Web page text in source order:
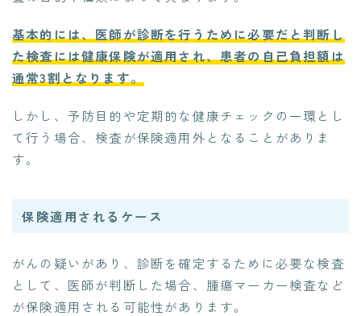
基本的には、医師が診断を行うために必要だと判断し
た検査には健康保険が適用され、患者の自己負担額は
通常3割となります。
しかし、予防目的や定期的な健康チェックの一環とし
て行う場合、検査が保険適用外となることがありま
す。
保険適用されるケース
がんの疑いがあり、診断を確定するために必要な検査
として、医師が判断した場合、腫瘍マーカー検査など
が保険適用される可能性があります。